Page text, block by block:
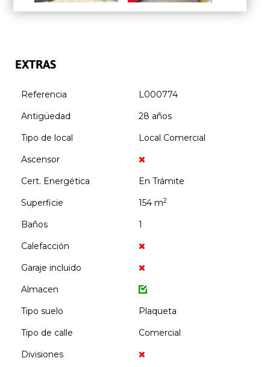
EXTRAS
Referencia
L000774
Antigüedad
28 años
Tipo de local
Local Comercial
Ascensor
Cert. Energética
En Trámite
Superficie
154 m2
Baños
1
Calefacción
Garaje incluido
Almacen
Tipo suelo
Plaqueta
Tipo de calle
Comercial
Divisiones